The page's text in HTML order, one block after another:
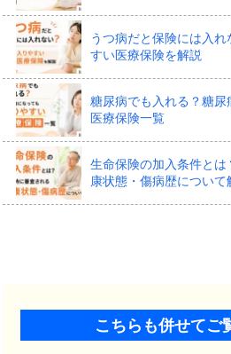
うつ病だと保険には入
すい医療保険を解説
糖尿病でも入れる？糖
医療保険一覧
生命保険の加入条件と
康状態・傷病歴について
こちらも併せてご